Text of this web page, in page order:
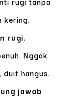
kering.
rugi.
Nggak
duit hangus.
jawab